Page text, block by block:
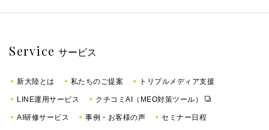
Service サービス
新大陸とは 私たちのご提案 トリプルメディア支援
LINE運用サービス クチコミAI（MEO対策ツール）
AI研修サービス 事例・お客様の声 セミナー日程